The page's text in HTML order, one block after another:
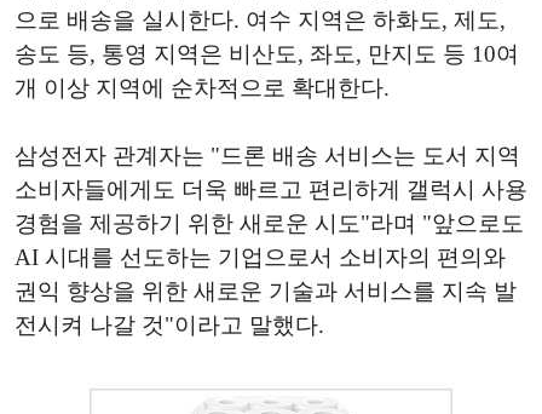
으로 배송을 실시한다. 여수 지역은 하화도, 제도,
송도 등, 통영 지역은 비산도, 좌도, 만지도 등 10여
개 이상 지역에 순차적으로 확대한다.
삼성전자 관계자는 "드론 배송 서비스는 도서 지역
소비자들에게도 더욱 빠르고 편리하게 갤럭시 사용
경험을 제공하기 위한 새로운 시도"라며 "앞으로도
AI 시대를 선도하는 기업으로서 소비자의 편의와
권익 향상을 위한 새로운 기술과 서비스를 지속 발
전시켜 나갈 것"이라고 말했다.